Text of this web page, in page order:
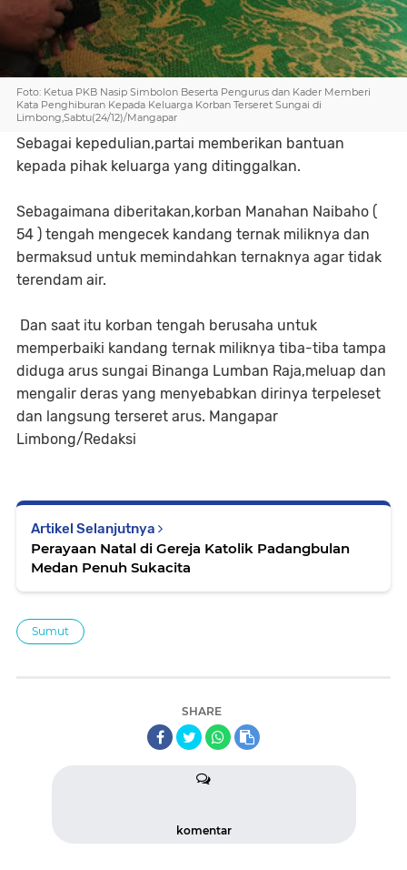
Foto: Ketua PKB Nasip Simbolon Beserta Pengurus dan Kader Memberi
Kata Penghiburan Kepada Keluarga Korban Terseret Sungai di
Limbong,Sabtu(24/12)/Mangapar
Sebagai kepedulian,partai memberikan bantuan
kepada pihak keluarga yang ditinggalkan.
Sebagaimana diberitakan,korban Manahan Naibaho (
54 ) tengah mengecek kandang ternak miliknya dan
bermaksud untuk memindahkan ternaknya agar tidak
terendam air.
Dan saat itu korban tengah berusaha untuk
memperbaiki kandang ternak miliknya tiba-tiba tampa
diduga arus sungai Binanga Lumban Raja,meluap dan
mengalir deras yang menyebabkan dirinya terpeleset
dan langsung terseret arus. Mangapar
Limbong/Redaksi
Artikel Selanjutnya
Perayaan Natal di Gereja Katolik Padangbulan
Medan Penuh Sukacita
Sumut
SHARE
komentar